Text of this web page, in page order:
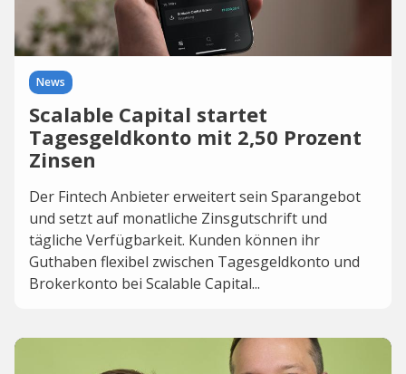
News
Scalable Capital startet
Tagesgeldkonto mit 2,50 Prozent
Zinsen
Der Fintech Anbieter erweitert sein Sparangebot
und setzt auf monatliche Zinsgutschrift und
tägliche Verfügbarkeit. Kunden können ihr
Guthaben flexibel zwischen Tagesgeldkonto und
Brokerkonto bei Scalable Capital...